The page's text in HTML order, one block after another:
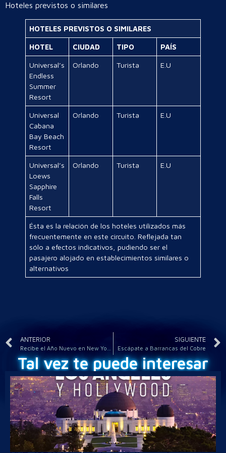
Hoteles previstos o similares
HOTELES PREVISTOS O SIMILARES
HOTEL CIUDAD TIPO PAÍS
Universal’s
Endless
Summer
Resort
Orlando Turista E.U
Universal
Cabana
Bay Beach
Resort
Orlando Turista E.U
Universal’s
Loews
Sapphire
Falls
Resort
Orlando Turista E.U
Ésta es la relación de los hoteles utilizados más
frecuentemente en este circuito. Reflejada tan
sólo a efectos indicativos, pudiendo ser el
pasajero alojado en establecimientos similares o
alternativos
ANTERIOR SIGUIENTE
Escápate a Barrancas del Cobre
Tal vez te puede interesar